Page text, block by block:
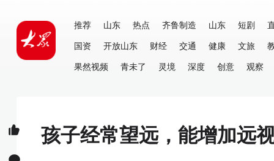
推荐 山东 热点 齐鲁制造 山东 短剧
国资
开放山东 财经 交通 健康 文旅
果然视频
青未了 灵境 深度 创意 观察
孩子经常望远，能增加远